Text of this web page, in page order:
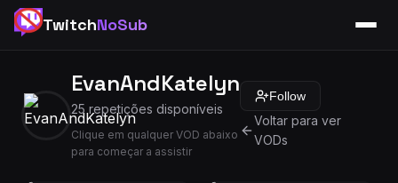
TwitchNoSub
EvanAndKatelyn
25 repetições disponíveis
Clique em qualquer VOD abaixo
para começar a assistir
Follow
Voltar para ver
VODs